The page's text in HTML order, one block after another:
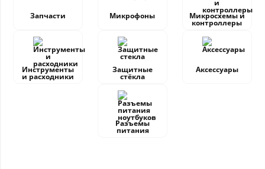
Запчасти Микрофоны Микросхемы и
контроллеры
Инструменты
и расходники
Защитные
стёкла
Аксессуары
Разъемы
питания